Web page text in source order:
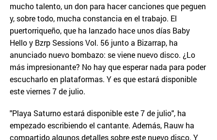
mucho talento, un don para hacer canciones que peguen
y, sobre todo, mucha constancia en el trabajo. El
puertorriqueño, que ha lanzado hace unos días Baby
Hello y Bzrp Sessions Vol. 56 junto a Bizarrap, ha
anunciado nuevo bombazo: se viene nuevo disco. ¿Lo
más impresionante? No hay que esperar nada para poder
escucharlo en plataformas. Y es que estará disponible
este viernes 7 de julio.
"Playa Saturno estará disponible este 7 de julio", ha
empezado escribiendo el cantante. Además, Rauw ha
compartido algunos detalles sobre este nuevo disco. Y